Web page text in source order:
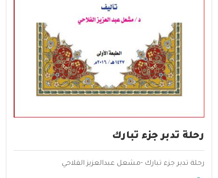
رحلة تدبر جزء تبارك
رحلة تدبر جزء تبارك -مشعل عبدالعزيز الفلاحي